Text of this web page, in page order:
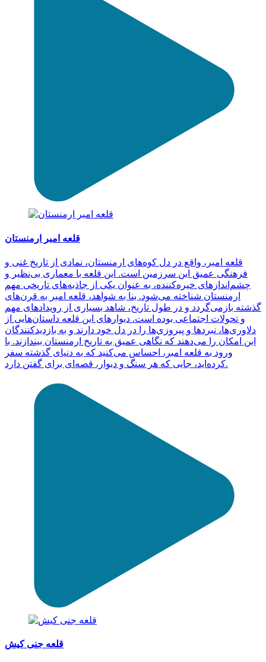
قلعه امبر ارمنستان
قلعه امبر، واقع در دل کوه‌های ارمنستان، نمادی از تاریخ غنی و
فرهنگی عمیق این سرزمین است. این قلعه با معماری بی‌نظیر و
چشم‌اندازهای خیره‌کننده، به عنوان یکی از جاذبه‌های تاریخی مهم
ارمنستان شناخته می‌شود. بنا به شواهد، قلعه امبر به قرن‌های
گذشته بازمی‌گردد و در طول تاریخ، شاهد بسیاری از رویدادهای مهم
و تحولات اجتماعی بوده است. دیوارهای این قلعه داستان‌هایی از
دلاوری‌ها، نبردها و پیروزی‌ها را در دل خود دارند و به بازدیدکنندگان
این امکان را می‌دهند که نگاهی عمیق به تاریخ ارمنستان بیندازند. با
ورود به قلعه امبر، احساس می‌کنید که به دنیای گذشته سفر
کرده‌اید، جایی که هر سنگ و دیوار، قصه‌ای برای گفتن دارد.
قلعه جنی کیش